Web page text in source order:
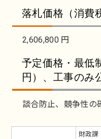
落札価格（消費
2,606,800 円
予定価格・最低
円）、工事のみ
談合防止、競争性の
財政